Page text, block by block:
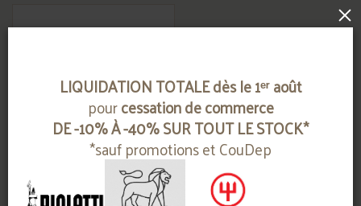
couteau sommelier
PULLTAP'S silver
×
LIQUIDATION TOTALE dès le 1ᵉʳ août
pourcessation de commerce
DE -10% À -40% SUR TOUT LE STOCK*
*sauf promotions et CouDep